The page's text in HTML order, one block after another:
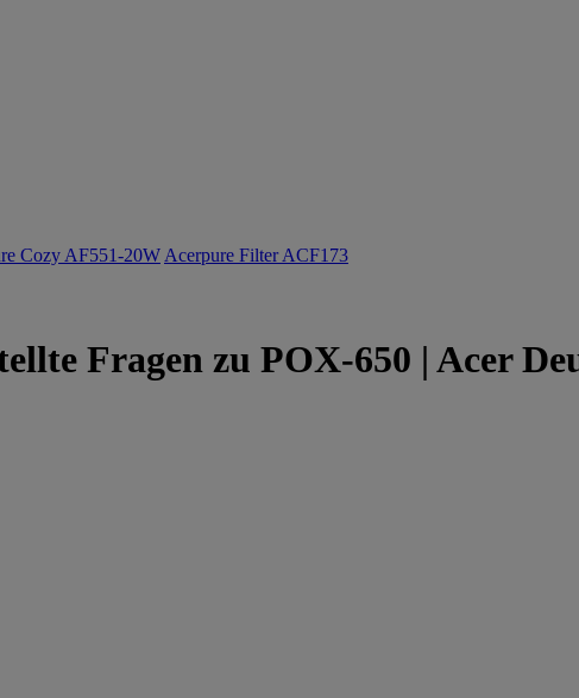
Cozy AF551-20W Acerpure Filter ACF173
Fragen zu POX-650 | Acer